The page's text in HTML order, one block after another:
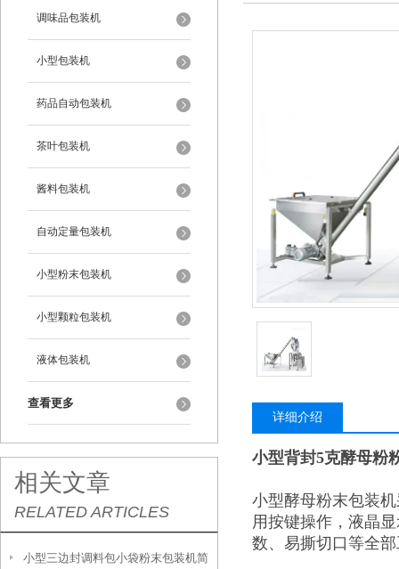
调味品包装机
小型包装机
药品自动包装机
茶叶包装机
酱料包装机
自动定量包装机
小型粉末包装机
小型颗粒包装机
液体包装机
查看更多
相关文章
RELATED ARTICLES
小型三边封调料包小袋粉末包装机简
详细介绍
小型背封5克酵母粉
小型酵母粉末包装机
用按键操作，液晶
数、易撕切口等全